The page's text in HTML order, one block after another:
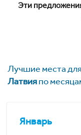
Эти
Лучшие места
Латвияпо
Январь